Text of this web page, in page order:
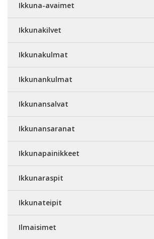
Ikkuna-avaimet
Ikkunakilvet
Ikkunakulmat
Ikkunankulmat
Ikkunansalvat
Ikkunansaranat
Ikkunapainikkeet
Ikkunaraspit
Ikkunateipit
Ilmaisimet